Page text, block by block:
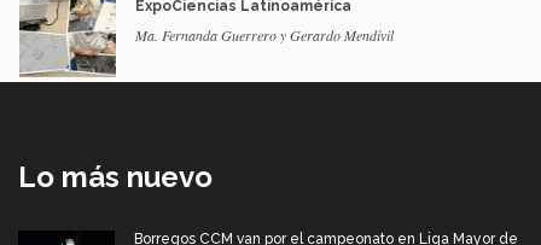
ExpoCiencias Latinoamérica
Ma. Fernanda Guerrero y Gerardo Mendívil
Lo más nuevo
Borregos CCM van por el campeonato en Liga Mayor de